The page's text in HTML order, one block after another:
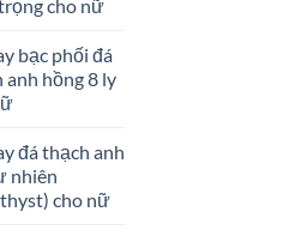
cho nữ
bạc phối đá
anh hồng 8 ly
đá thạch anh
nhiên
cho nữ